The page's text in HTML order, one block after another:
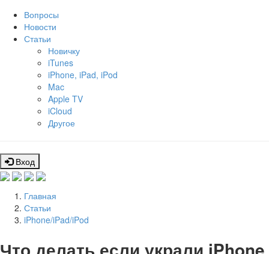
Вопросы
Новости
Статьи
Новичку
iTunes
iPhone, iPad, iPod
Mac
Apple TV
iCloud
Другое
Вход
Главная
Статьи
iPhone/iPad/iPod